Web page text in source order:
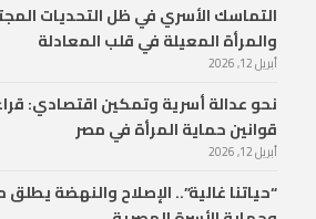
التماسك الأسري في ظل التحديات
والمرأة المعيلة في قلب المعادلة
أبريل 12, 2026
نحو عدالة أسرية وتمكين اقتصادي:
قوانين حماية المرأة في مصر
أبريل 12, 2026
“حياتنا غالية”.. الإصلاح والنهضة